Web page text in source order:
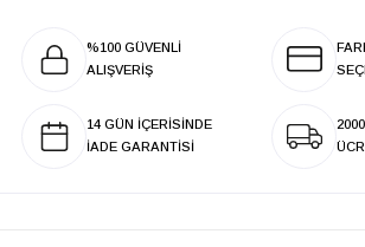
%100 GÜVENLİ
ALIŞVERİŞ
14 GÜN İÇERİSİNDE
İADE GARANTİSİ